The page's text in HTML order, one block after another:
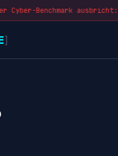
Cyber-Benchmark
]